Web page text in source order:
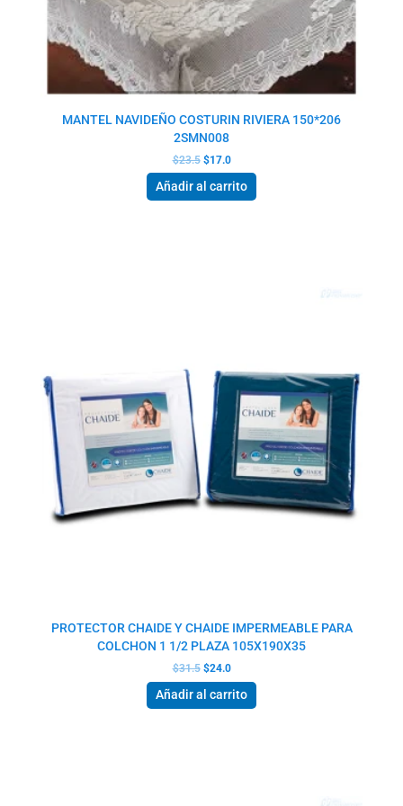
MANTEL NAVIDEÑO COSTURIN RIVIERA 150*206
2SMN008
$23.5 $17.0
Añadir al carrito
PROTECTOR CHAIDE Y CHAIDE IMPERMEABLE PARA
COLCHON 1 1/2 PLAZA 105X190X35
$31.5 $24.0
Añadir al carrito